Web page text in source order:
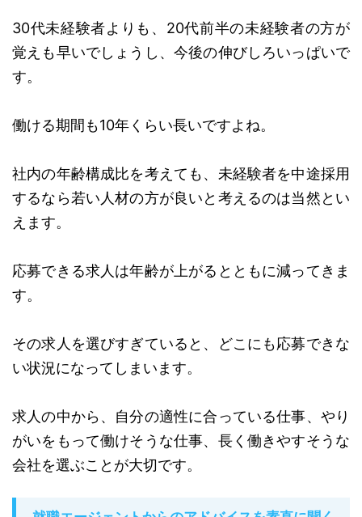
30代未経験者よりも、20代前半の未経験者の方が
覚えも早いでしょうし、今後の伸びしろいっぱいで
す。
働ける期間も10年くらい長いですよね。
社内の年齢構成比を考えても、未経験者を中途採用
するなら若い人材の方が良いと考えるのは当然とい
えます。
応募できる求人は年齢が上がるとともに減ってきま
す。
その求人を選びすぎていると、どこにも応募できな
い状況になってしまいます。
求人の中から、自分の適性に合っている仕事、やり
がいをもって働けそうな仕事、長く働きやすそうな
会社を選ぶことが大切です。